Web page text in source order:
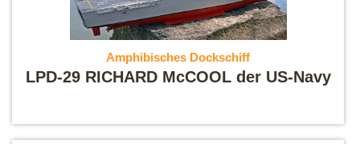
Amphibisches Dockschiff
LPD-29 RICHARD McCOOL der US-Navy